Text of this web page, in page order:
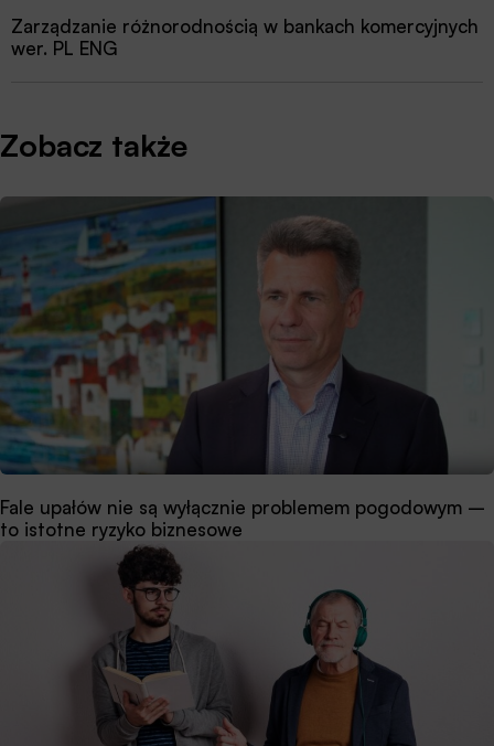
Zarządzanie różnorodnością w bankach komercyjnych
wer. PL ENG
Zobacz także
Fale upałów nie są wyłącznie problemem pogodowym –
to istotne ryzyko biznesowe